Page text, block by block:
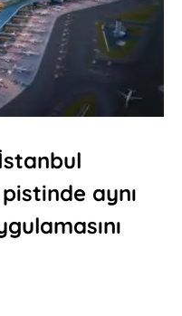
pistinde aynı